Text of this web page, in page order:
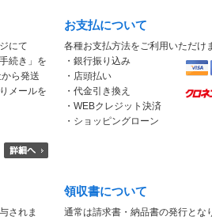
にて
続き」を
ら発送
メールを
お支払について
各種お支払方法をご利用いただけ
・銀行振り込み
・店頭払い
・代金引き換え
・WEBクレジット決済
・ショッピングローン
されま
領収書について
通常は請求書・納品書の発行とな